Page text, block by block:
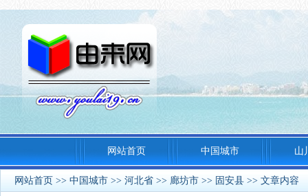
网站首页 中国城市 山
网站首页 >> 中国城市 >> 河北省 >> 廊坊市 >> 固安县 >> 文章内容